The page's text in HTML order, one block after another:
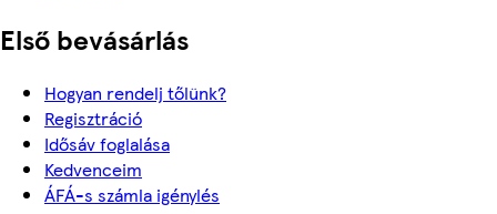
Első bevásárlás
Hogyan rendelj tőlünk?
Regisztráció
Idősáv foglalása
Kedvenceim
ÁFÁ-s számla igénylés